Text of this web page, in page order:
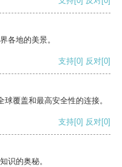
各地的美景。
支持[0] 反对[0]
覆盖和最高安全性的连接。
支持[0] 反对[0]
识的奥秘。